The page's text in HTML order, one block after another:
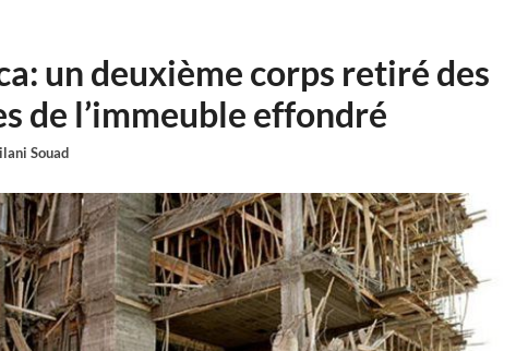
un deuxième corps retiré des
de l’immeuble effondré
Souad